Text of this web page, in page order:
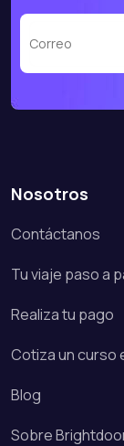
Nosotros
Contáctanos
Tu viaje paso a
Realiza tu pago
Cotiza un curso
Blog
Sobre